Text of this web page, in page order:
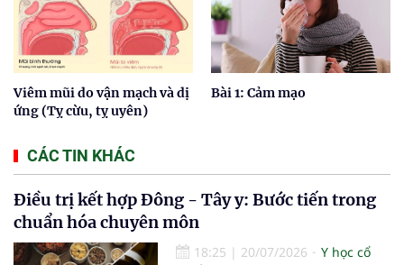
Viêm mũi do vận mạch và dị
ứng (Tỵ cừu, tỵ uyên)
Bài 1: Cảm mạo
CÁC TIN KHÁC
Điều trị kết hợp Đông - Tây y: Bước tiến trong
chuẩn hóa chuyên môn
18:25 | 20/07/2026
Y học cổ